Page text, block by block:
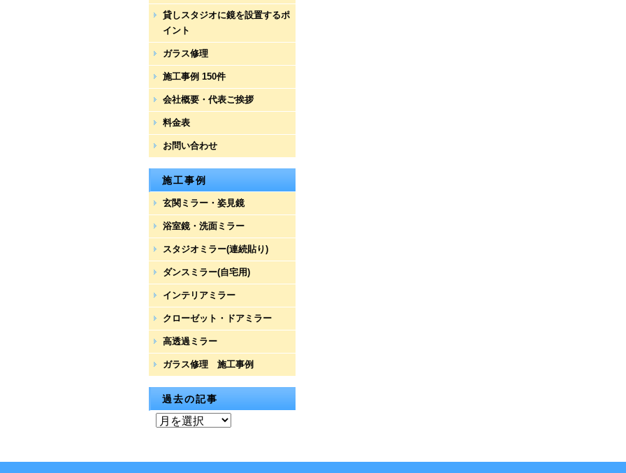
貸しスタジオに鏡を設置するポ
イント
ガラス修理
施工事例 150件
会社概要・代表ご挨拶
料金表
お問い合わせ
施工事例
玄関ミラー・姿見鏡
浴室鏡・洗面ミラー
スタジオミラー(連続貼り)
ダンスミラー(自宅用)
インテリアミラー
クローゼット・ドアミラー
高透過ミラー
ガラス修理 施工事例
過去の記事